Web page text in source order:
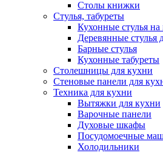
Столы книжки
Стулья, табуреты
Кухонные стулья на
Деревянные стулья
Барные стулья
Кухонные табуреты
Столешницы для кухни
Стеновые панели для
Техника для кухни
Вытяжки для кухни
Варочные панели
Духовые шкафы
Посудомоечные
Холодильники